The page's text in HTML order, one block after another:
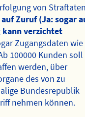
von
auf Zuruf (Ja: sogar
kann verzichtet
Zugangsdaten wie
100000 Kunden soll
werden, über
des von zu
Bundesrepublik
nehmen können.